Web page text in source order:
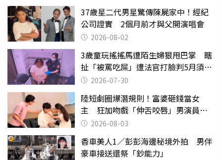
37歲星二代男星驚傳陳屍家中！經紀
公司證實 2個月前才與父開演唱會
2026-08-02
3歲童玩搖搖馬遭陌生婦狠甩巴掌 瞎
扯「被罵吃屎」遭法官打臉判5月須入
監 2026-07-30
陸短劇圈爆潛規則！富婆砸錢當女
主 狂加吻戲「伸舌咬唇」男演員崩
潰 2026-08-03
香車美人1／彭彭海邊秘境外拍 男伴
豪車接送還祭「鈔能力」